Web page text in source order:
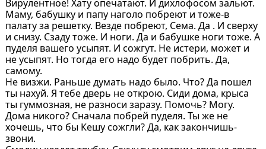
Вирулентное! Хату опечатают. И дихлофосом зальют.
Маму, бабушку и папу наголо побреют и тоже-в
палату за решетку. Везде побреют, Сема. Да . И сверху
и снизу. Сзаду тоже. И ноги. Да и бабушке ноги тоже. А
пуделя вашего усыпят. И сожгут. Не истери, может и
не усыпят. Но тогда его надо будет побрить. Да,
самому.
Не визжи. Раньше думать надо было. Что? Да пошел
ты нахуй. Я тебе дверь не открою. Сиди дома, крыса
ты гуммозная, не разноси заразу. Помочь? Могу.
Дома никого? Сначала побрей пуделя. Ты же не
хочешь, что бы Кешу сожгли? Да, как закончишь-
звони.